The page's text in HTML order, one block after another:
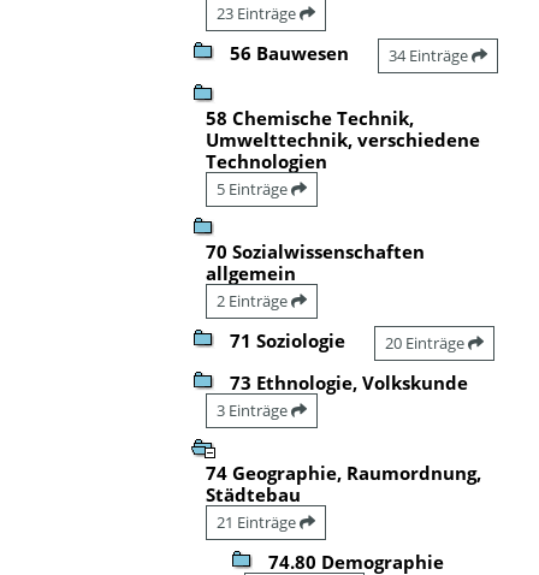
23 Einträge
56 Bauwesen 34 Einträge
58 Chemische Technik,
Umwelttechnik, verschiedene
Technologien
5 Einträge
70 Sozialwissenschaften
allgemein
2 Einträge
71 Soziologie 20 Einträge
73 Ethnologie, Volkskunde
3 Einträge
74 Geographie, Raumordnung,
Städtebau
21 Einträge
74.80 Demographie